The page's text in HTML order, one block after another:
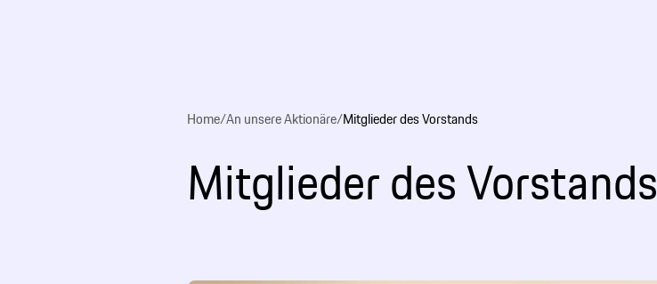
Home/An unsere Aktionäre/Mitglieder des Vorstands
Mitglieder des Vorstands